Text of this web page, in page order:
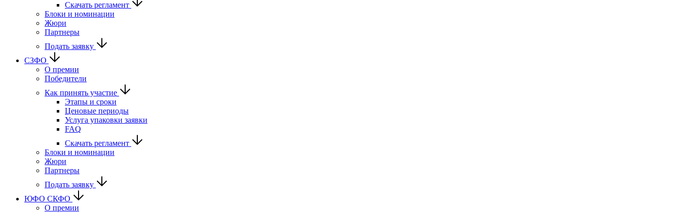
Скачать регламент
Блоки и номинации
Жюри
Партнеры
Подать заявку
СЗФО
О премии
Победители
Как принять участие
Этапы и сроки
Ценовые периоды
Услуга упаковки заявки
FAQ
Скачать регламент
Блоки и номинации
Жюри
Партнеры
Подать заявку
ЮФО СКФО
О премии